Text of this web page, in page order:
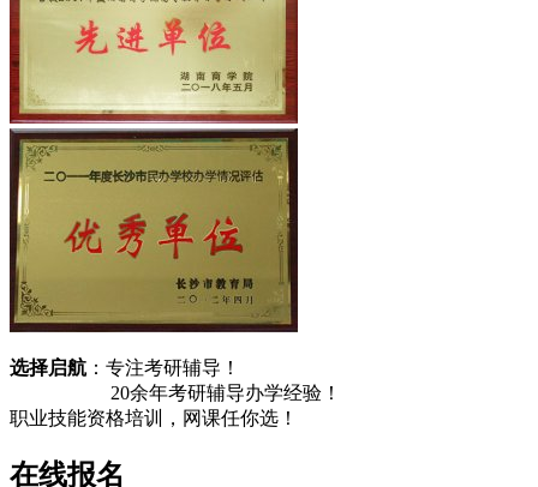
选择启航 ：专注考研辅导！
20余年考研辅导办学经验！
职业技能资格培训， 网课任你选！
在线报名